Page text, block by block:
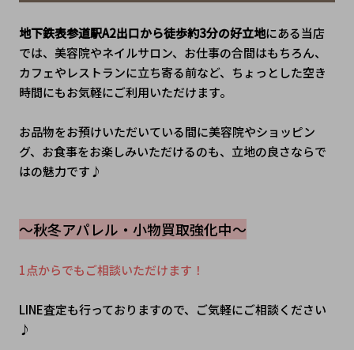
地下鉄表参道駅A2出口から徒歩約3分の好立地にある当店
では、美容院やネイルサロン、お仕事の合間はもちろん、
カフェやレストランに立ち寄る前など、ちょっとした空き
時間にもお気軽にご利用いただけます。
お品物をお預けいただいている間に美容院やショッピン
グ、お食事をお楽しみいただけるのも、立地の良さならで
はの魅力です♪
～秋冬アパレル・小物買取強化中～
1点からでもご相談いただけます！
LINE査定も行っておりますので、ご気軽にご相談ください
♪